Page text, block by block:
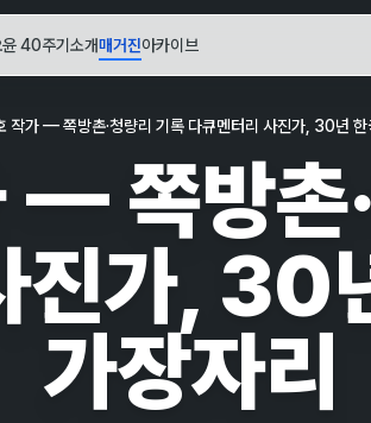
40주기 소개매거진아카이브
작가 — 쪽방촌·청량리 기록 다큐멘터리 사진가, 30년 한
— 쪽방촌
진가, 30
가장자리